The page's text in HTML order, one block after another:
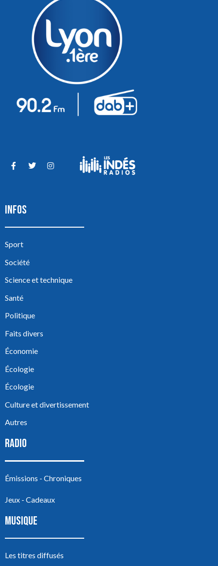
INFOS
Sport
Société
Science et technique
Santé
Politique
Faits divers
Économie
Écologie
Écologie
Culture et divertissement
Autres
RADIO
Émissions - Chroniques
Jeux - Cadeaux
MUSIQUE
Les titres diffusés